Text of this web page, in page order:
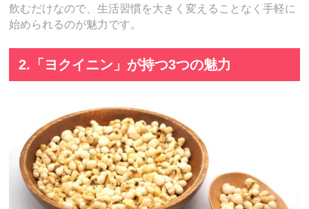
飲むだけなので、生活習慣を大きく変えることなく手軽に
始められるのが魅力です。
2.「ヨクイニン」が持つ3つの魅力